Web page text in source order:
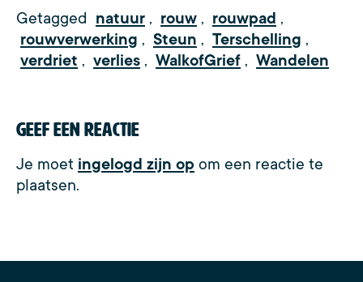
Getagged natuur , rouw , rouwpad ,
rouwverwerking , Steun , Terschelling ,
verdriet , verlies , WalkofGrief , Wandelen
Geef een reactie
Je moet ingelogd zijn op om een reactie te
plaatsen.